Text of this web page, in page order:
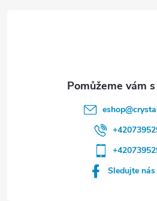
eshop@
Sledujte